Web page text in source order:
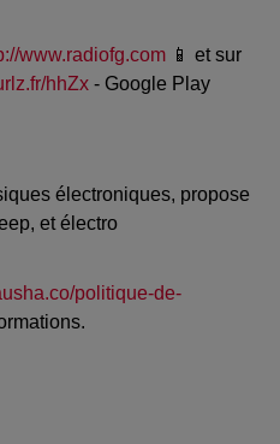
www.radiofg.com 📱 et sur
hhZx - Google Play
électroniques, propose
et électro
politique-de-